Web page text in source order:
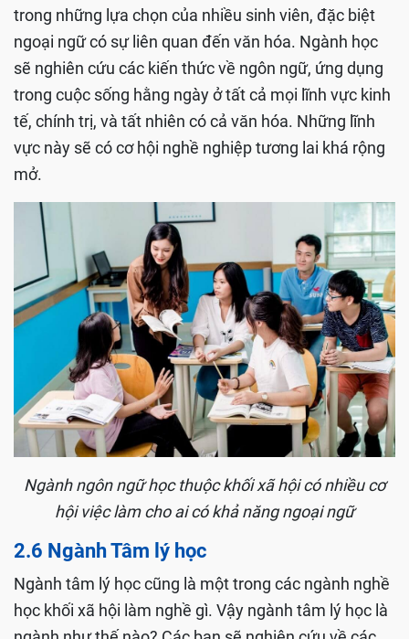
trong những lựa chọn của nhiều sinh viên, đặc biệt
ngoại ngữ có sự liên quan đến văn hóa. Ngành học
sẽ nghiên cứu các kiến thức về ngôn ngữ, ứng dụng
trong cuộc sống hằng ngày ở tất cả mọi lĩnh vực kinh
tế, chính trị, và tất nhiên có cả văn hóa. Những lĩnh
vực này sẽ có cơ hội nghề nghiệp tương lai khá rộng
mở.
Ngành ngôn ngữ học thuộc khối xã hội có nhiều cơ
hội việc làm cho ai có khả năng ngoại ngữ
2.6 Ngành Tâm lý học
Ngành tâm lý học cũng là một trong các ngành nghề
học khối xã hội làm nghề gì. Vậy ngành tâm lý học là